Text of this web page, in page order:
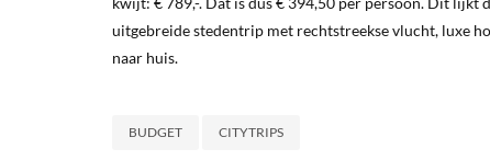
uitgebreide stedentrip met rechtstreekse vlucht, luxe
naar huis.
BUDGET CITYTRIPS